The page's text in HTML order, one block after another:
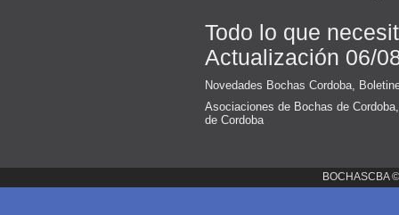
Todo lo que
Actualización 06/
Novedades Bochas Cordoba
Asociaciones de Bochas de Cordoba
de Cordoba
BOCHASCBA